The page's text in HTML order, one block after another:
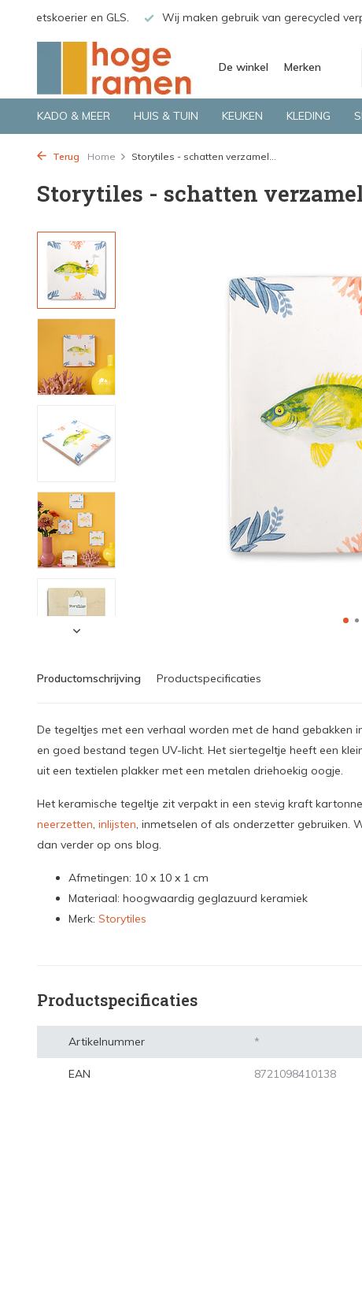
Fietskoerier en GLS. Wij maken gebruik van gerecycled
De winkel Merken
KADO & MEER HUIS & TUIN KEUKEN KLEDING
Terug Home Storytiles - schatten verzamel...
Storytiles - schatten
Productomschrijving Productspecificaties
De tegeltjes met een verhaal worden met de hand gebakken
en goed bestand tegen UV-licht. Het siertegeltje heeft een
uit een textielen plakker met een metalen driehoekig oogje.
Het keramische tegeltje zit verpakt in een stevig kraft
neerzetten, inlijsten, inmetselen of als onderzetter gebruiken.
dan verder op ons blog.
Afmetingen: 10 x 10 x 1 cm
Materiaal: hoogwaardig geglazuurd keramiek
Merk: Storytiles
Productspecificaties
Artikelnummer *
EAN 8721098410138